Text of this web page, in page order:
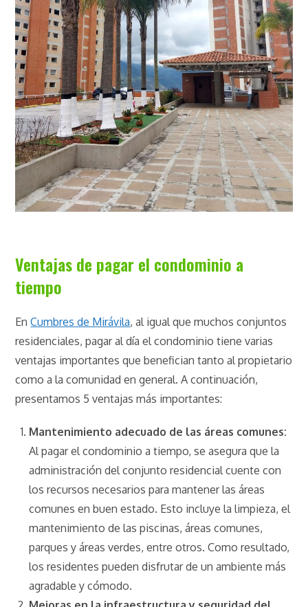
Ventajas de pagar el condominio a
tiempo
EnCumbres de Mirávila, al igual que muchos conjuntos
residenciales, pagar al día el condominio tiene varias
ventajas importantes que benefician tanto al propietario
como a la comunidad en general. A continuación,
presentamos 5 ventajas más importantes:
Mantenimiento adecuado de las áreas comunes:
Al pagar el condominio a tiempo, se asegura que la
administración del conjunto residencial cuente con
los recursos necesarios para mantener las áreas
comunes en buen estado. Esto incluye la limpieza, el
mantenimiento de las piscinas, áreas comunes,
parques y áreas verdes, entre otros. Como resultado,
los residentes pueden disfrutar de un ambiente más
agradable y cómodo.